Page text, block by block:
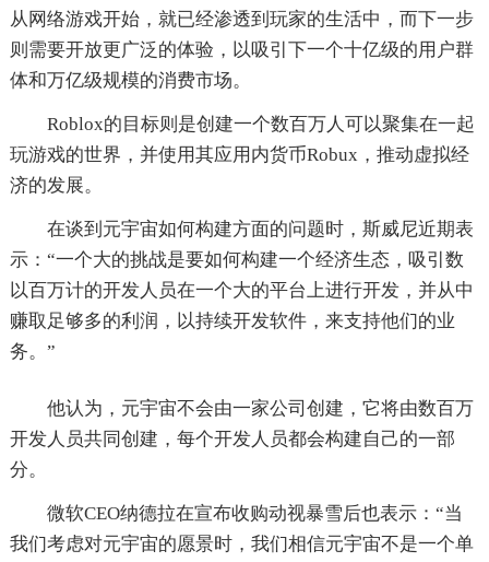
从网络游戏开始，就已经渗透到玩家的生活中，而下一步
则需要开放更广泛的体验，以吸引下一个十亿级的用户群
体和万亿级规模的消费市场。
Roblox的目标则是创建一个数百万人可以聚集在一起
玩游戏的世界，并使用其应用内货币Robux，推动虚拟经
济的发展。
在谈到元宇宙如何构建方面的问题时，斯威尼近期表
示：“一个大的挑战是要如何构建一个经济生态，吸引数
以百万计的开发人员在一个大的平台上进行开发，并从中
赚取足够多的利润，以持续开发软件，来支持他们的业
务。”
他认为，元宇宙不会由一家公司创建，它将由数百万
开发人员共同创建，每个开发人员都会构建自己的一部
分。
微软CEO纳德拉在宣布收购动视暴雪后也表示：“当
我们考虑对元宇宙的愿景时，我们相信元宇宙不是一个单